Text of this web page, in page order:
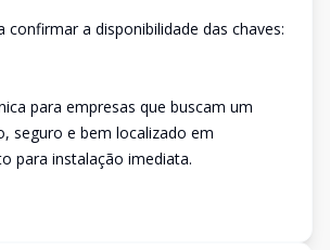
confirmar a disponibilidade das chaves:
para empresas que buscam um
seguro e bem localizado em
para instalação imediata.